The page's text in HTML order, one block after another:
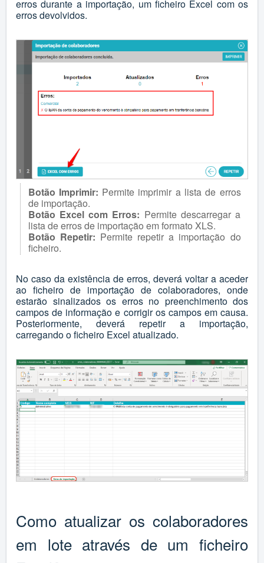
erros durante a importação, um ficheiro Excel com os
erros devolvidos.
Botão Imprimir: Permite imprimir a lista de erros
de importação.
Botão Excel com Erros: Permite descarregar a
lista de erros de importação em formato XLS.
Botão Repetir: Permite repetir a importação do
ficheiro.
No caso da existência de erros, deverá voltar a aceder
ao ficheiro de importação de colaboradores, onde
estarão sinalizados os erros no preenchimento dos
campos de informação e corrigir os campos em causa.
Posteriormente, deverá repetir a importação,
carregando o ficheiro Excel atualizado.
Como atualizar os colaboradores
em lote através de um ficheiro